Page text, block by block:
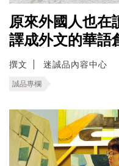
原來外國人也在
譯成外文的華語
撰文 迷誠品內容中心
誠品專欄